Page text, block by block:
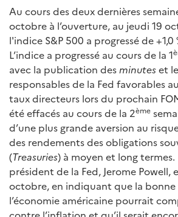
Au cours des deux dernières
octobre à l’ouverture, au jeudi 19
l'indice S&P 500 a progressé de
L’indice a progressé au cours de la 1
avec la publication des minuteset
responsables de la Fed favorables
taux directeurs lors du prochain
été effacés au cours de la 2ème
d’une plus grande aversion au
des rendements des obligations
(Treasuries) à moyen et long
président de la Fed, Jerome Powell,
octobre, en indiquant que la
l’économie américaine pourrait